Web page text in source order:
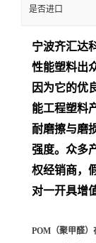
是否进口
宁波齐汇达
性能塑料出
因为它的优
能工程塑料
耐磨擦与磨
强度。众多
权经销商，
对一开具增
POM（聚甲醛）